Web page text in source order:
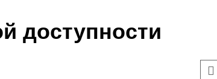
доступности